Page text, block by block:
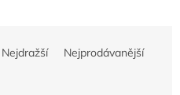
Nejdražší Nejprodávanější